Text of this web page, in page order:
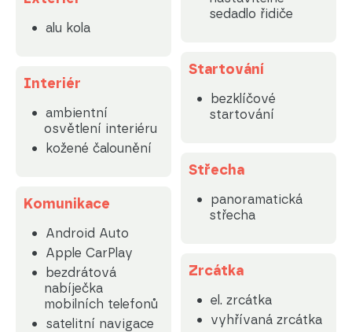
alu kola
Interiér
ambientní
osvětlení interiéru
kožené čalounění
Komunikace
Android Auto
Apple CarPlay
bezdrátová
nabíječka
mobilních telefonů
satelitní navigace
sedadlo řidiče
Startování
bezklíčové
startování
Střecha
panoramatická
střecha
Zrcátka
el. zrcátka
vyhřívaná zrcátka